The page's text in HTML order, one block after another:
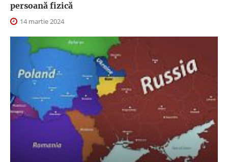
persoană fizică
14 martie 2024